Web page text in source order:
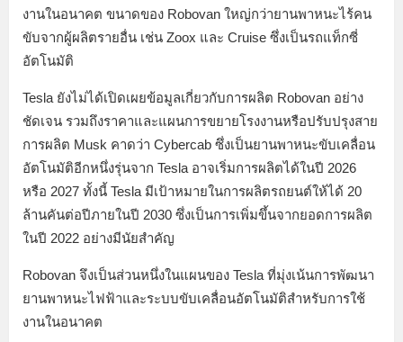
งานในอนาคต ขนาดของ Robovan ใหญ่กว่ายานพาหนะไร้คน
ขับจากผู้ผลิตรายอื่น เช่น Zoox และ Cruise ซึ่งเป็นรถแท็กซี่
อัตโนมัติ
Tesla ยังไม่ได้เปิดเผยข้อมูลเกี่ยวกับการผลิต Robovan อย่าง
ชัดเจน รวมถึงราคาและแผนการขยายโรงงานหรือปรับปรุงสาย
การผลิต Musk คาดว่า Cybercab ซึ่งเป็นยานพาหนะขับเคลื่อน
อัตโนมัติอีกหนึ่งรุ่นจาก Tesla อาจเริ่มการผลิตได้ในปี 2026
หรือ 2027 ทั้งนี้ Tesla มีเป้าหมายในการผลิตรถยนต์ให้ได้ 20
ล้านคันต่อปีภายในปี 2030 ซึ่งเป็นการเพิ่มขึ้นจากยอดการผลิต
ในปี 2022 อย่างมีนัยสำคัญ
Robovan จึงเป็นส่วนหนึ่งในแผนของ Tesla ที่มุ่งเน้นการพัฒนา
ยานพาหนะไฟฟ้าและระบบขับเคลื่อนอัตโนมัติสำหรับการใช้
งานในอนาคต